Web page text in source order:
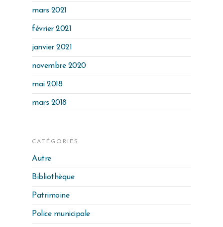
mars 2021
février 2021
janvier 2021
novembre 2020
mai 2018
mars 2018
CATÉGORIES
Autre
Bibliothèque
Patrimoine
Police municipale